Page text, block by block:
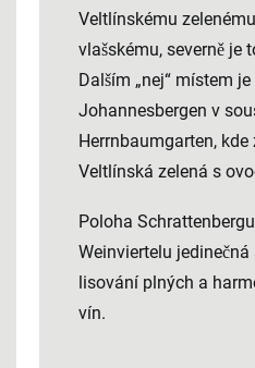
Veltlínskému
vlašskému, severně je
Dalším „nej“ místem
Johannesbergen v
Herrnbaumgarten,
Veltlínská zelená s
Poloha
Weinviertelu jedinečná
lisování plných a
vín.